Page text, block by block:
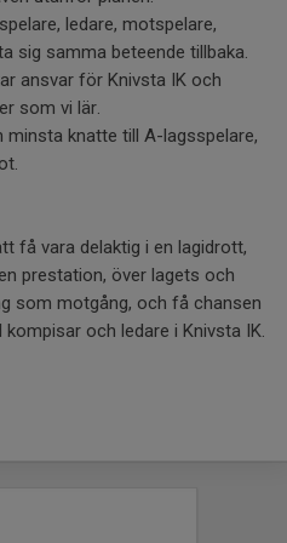
ledare, motspelare,
sig samma beteende tillbaka.
ansvar för Knivsta IK och
som vi lär.
minsta knatte till A-lagsspelare,
få vara delaktig i en lagidrott,
prestation, över lagets och
som motgång, och få chansen
och ledare i Knivsta IK.